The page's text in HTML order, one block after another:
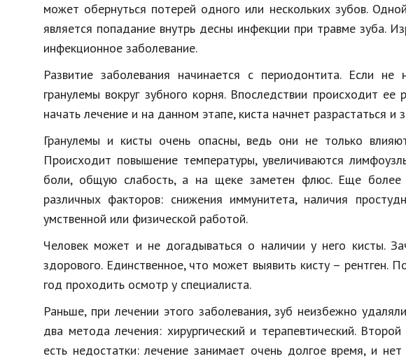
может обернуться потерей одного или нескольких зубов.
является попадание внутрь десны инфекции при травме зуба.
инфекционное заболевание.
Развитие заболевания начинается с периодонтита. Если
гранулемы вокруг зубного корня. Впоследствии происходит
начать лечение и на данном этапе, киста начнет разрастаться и
Гранулемы и кисты очень опасны, ведь они не только
Происходит повышение температуры, увеличиваются
боли, общую слабость, а на щеке заметен флюс. Еще более
различных факторов: снижения иммунитета, наличия
умственной или физической работой.
Человек может и не догадываться о наличии у него кисты.
здорового. Единственное, что может выявить кисту – рентген.
год проходить осмотр у специалиста.
Раньше, при лечении этого заболевания, зуб неизбежно
два метода лечения: хирургический и терапевтический.
есть недостатки: лечение занимает очень долгое время, и